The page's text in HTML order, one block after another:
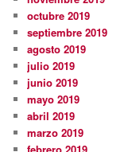
octubre 2019
septiembre 2019
agosto 2019
julio 2019
junio 2019
mayo 2019
abril 2019
marzo 2019